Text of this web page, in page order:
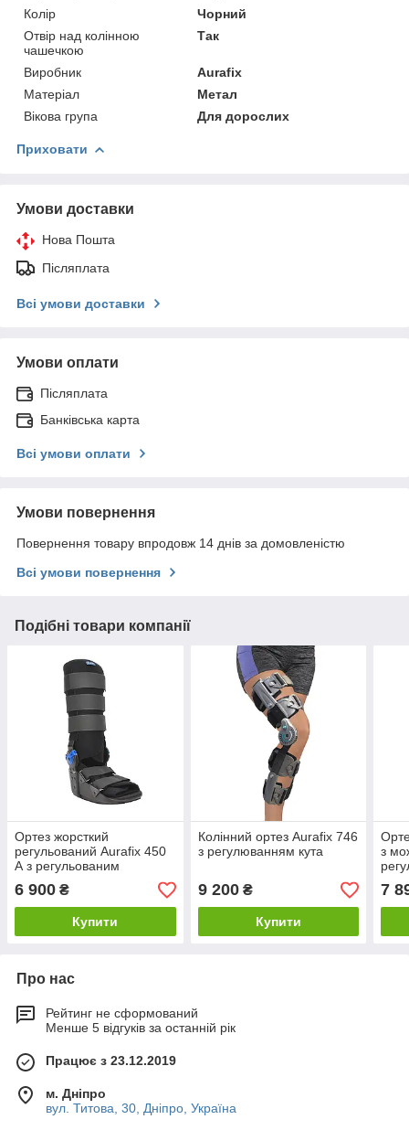
Колір
Чорний
Отвір над колінною
чашечкою
Так
Виробник
Aurafix
Матеріал
Метал
Вікова група
Для дорослих
Приховати
Умови доставки
Нова Пошта
Післяплата
Всі умови доставки
Умови оплати
Післяплата
Банківська карта
Всі умови оплати
Умови повернення
Повернення товару впродовж 14 днів за домовленістю
Всі умови повернення
Подібні товари компанії
Ортез жорсткий
регульований Aurafix 450
А з регульованим
шарніром
6 900 ₴
Купити
Колінний ортез Aurafix 746
з регулюванням кута
9 200₴
Купити
з
7
Про нас
Рейтинг не сформований
Менше 5 відгуків за останній рік
Працює з 23.12.2019
м. Дніпро
вул. Титова, 30, Дніпро, Україна